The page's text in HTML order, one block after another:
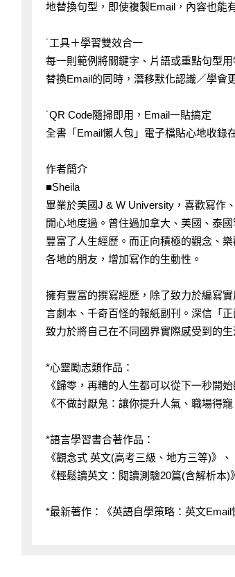
地替換句型，即使複製Email，內容也能
˙工具＋學習雙效合一
每一則範例將關鍵字、片語或重點句型
替換Email的同時，潛移默化認識／學會
˙QR Code隨掃即用，Email一貼搞定
全書「Email懶人包」電子檔貼心地收錄
作者簡介
■Sheila
畢業於美國J & W University，喜歡寫作
開心地度過。曾住過加拿大、美國、泰
豐富了人生經歷。而正向積極的觀念、
各地的朋友，增加寫作的生動性。
擁有豐富的撰寫經歷，除了致力於編寫
言劇本、千奇百怪的報紙副刊。深信「
致力於將自己在不同國界實際感受到的
*心靈勵志類作品：
《歸零，再糟的人生都可以從下一秒開
《不做討厭鬼：讓你提升人氣、職場得
*語言學習書合著作品：
《觀念式 英文(高考三級、地方三等)》
《輕鬆讀英文：閱讀測驗20篇(含解析本
*最新著作：《英語自學策略：英文